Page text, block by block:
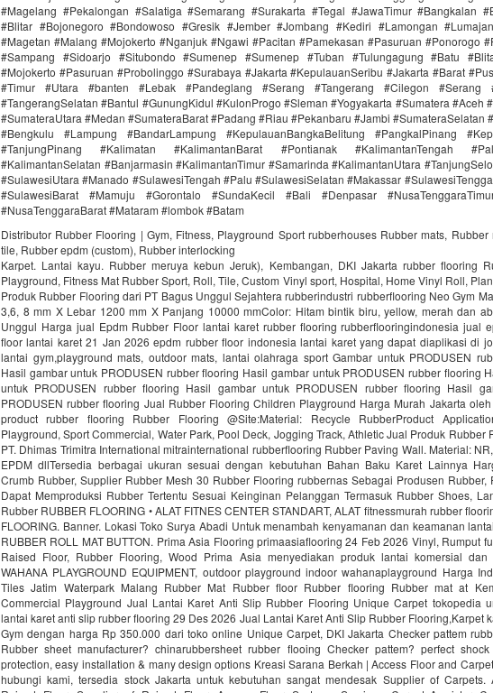
#Magelang #Pekalongan #Salatiga #Semarang #Surakarta #Tegal #JawaTimur #Bangkalan
#Blitar #Bojonegoro #Bondowoso #Gresik #Jember #Jombang #Kediri #Lamongan
#Magetan #Malang #Mojokerto #Nganjuk #Ngawi #Pacitan #Pamekasan #Pasuruan #Ponorogo
#Sampang #Sidoarjo #Situbondo #Sumenep #Sumenep #Tuban #Tulungagung #Batu
#Mojokerto #Pasuruan #Probolinggo #Surabaya #Jakarta #KepulauanSeribu #Jakarta #Barat
#Timur #Utara #banten #Lebak #Pandeglang #Serang #Tangerang #Cilegon #Serang
#TangerangSelatan #Bantul #GunungKidul #KulonProgo #Sleman #Yogyakarta #Sumatera #Aceh
#SumateraUtara #Medan #SumateraBarat #Padang #Riau #Pekanbaru #Jambi #SumateraSelatan
#Bengkulu #Lampung #BandarLampung #KepulauanBangkaBelitung #PangkalPinang
#TanjungPinang #Kalimatan #KalimantanBarat #Pontianak #KalimantanTengah
#KalimantanSelatan #Banjarmasin #KalimantanTimur #Samarinda #KalimantanUtara
#SulawesiUtara #Manado #SulawesiTengah #Palu #SulawesiSelatan #Makassar
#SulawesiBarat #Mamuju #Gorontalo #SundaKecil #Bali #Denpasar
#NusaTenggaraBarat #Mataram #lombok #Batam
Distributor Rubber Flooring | Gym, Fitness, Playground Sport rubberhouses Rubber mats, Rubber
tile, Rubber epdm (custom), Rubber interlocking
Karpet. Lantai kayu. Rubber meruya kebun Jeruk), Kembangan, DKI Jakarta rubber flooring
Playground, Fitness Mat Rubber Sport, Roll, Tile, Custom Vinyl sport, Hospital, Home Vinyl Roll,
Produk Rubber Flooring dari PT Bagus Unggul Sejahtera rubberindustri rubberflooring Neo Gym
3,6, 8 mm X Lebar 1200 mm X Panjang 10000 mmColor: Hitam bintik biru, yellow, merah dan
Unggul Harga jual Epdm Rubber Floor lantai karet rubber flooring rubberflooringindonesia jual
floor lantai karet 21 Jan 2026 epdm rubber floor indonesia lantai karet yang dapat diaplikasi di
lantai gym,playground mats, outdoor mats, lantai olahraga sport Gambar untuk PRODUSEN
Hasil gambar untuk PRODUSEN rubber flooring Hasil gambar untuk PRODUSEN rubber flooring
untuk PRODUSEN rubber flooring Hasil gambar untuk PRODUSEN rubber flooring Hasil
PRODUSEN rubber flooring Jual Rubber Flooring Children Playground Harga Murah Jakarta
product rubber flooring Rubber Flooring @Site:Material: Recycle RubberProduct
Playground, Sport Commercial, Water Park, Pool Deck, Jogging Track, Athletic Jual Produk Rubber
PT. Dhimas Trimitra International mitrainternational rubberflooring Rubber Paving Wall. Material:
EPDM dllTersedia berbagai ukuran sesuai dengan kebutuhan Bahan Baku Karet Lainnya
Crumb Rubber, Supplier Rubber Mesh 30 Rubber Flooring rubbernas Sebagai Produsen Rubber,
Dapat Memproduksi Rubber Tertentu Sesuai Keinginan Pelanggan Termasuk Rubber Shoes,
Rubber RUBBER FLOORING • ALAT FITNES CENTER STANDART, ALAT fitnessmurah rubber
FLOORING. Banner. Lokasi Toko Surya Abadi Untuk menambah kenyamanan dan keamanan
RUBBER ROLL MAT BUTTON. Prima Asia Flooring primaasiaflooring 24 Feb 2026 Vinyl, Rumput
Raised Floor, Rubber Flooring, Wood Prima Asia menyediakan produk lantai komersial dan
WAHANA PLAYGROUND EQUIPMENT, outdoor playground indoor wahanaplayground Harga
Tiles Jatim Waterpark Malang Rubber Mat Rubber floor Rubber flooring Rubber mat at
Commercial Playground Jual Lantai Karet Anti Slip Rubber Flooring Unique Carpet tokopedia
lantai karet anti slip rubber flooring 29 Des 2026 Jual Lantai Karet Anti Slip Rubber Flooring,Karpet
Gym dengan harga Rp 350.000 dari toko online Unique Carpet, DKI Jakarta Checker pattem
Rubber sheet manufacturer? chinarubbersheet rubber flooing Checker pattem? perfect shock
protection, easy installation & many design options Kreasi Sarana Berkah | Access Floor and
hubungi kami, tersedia stock Jakarta untuk kebutuhan sangat mendesak Supplier of Carpets.